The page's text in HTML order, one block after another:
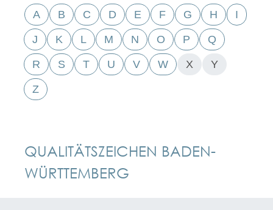
A B C D E F G H I
J K L M N O P Q
R S T U V W X Y
Z
QUALITÄTSZEICHEN BADEN-
WÜRTTEMBERG